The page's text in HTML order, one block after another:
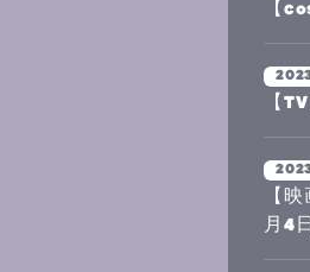
【
【
【
月4